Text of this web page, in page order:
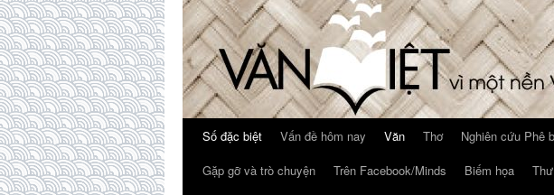
Số đặc biệt Vấn đề hôm nay Văn Thơ Nghiên cứu Phê
Gặp gỡ và trò chuyện
Trên Facebook/Minds Biếm họa